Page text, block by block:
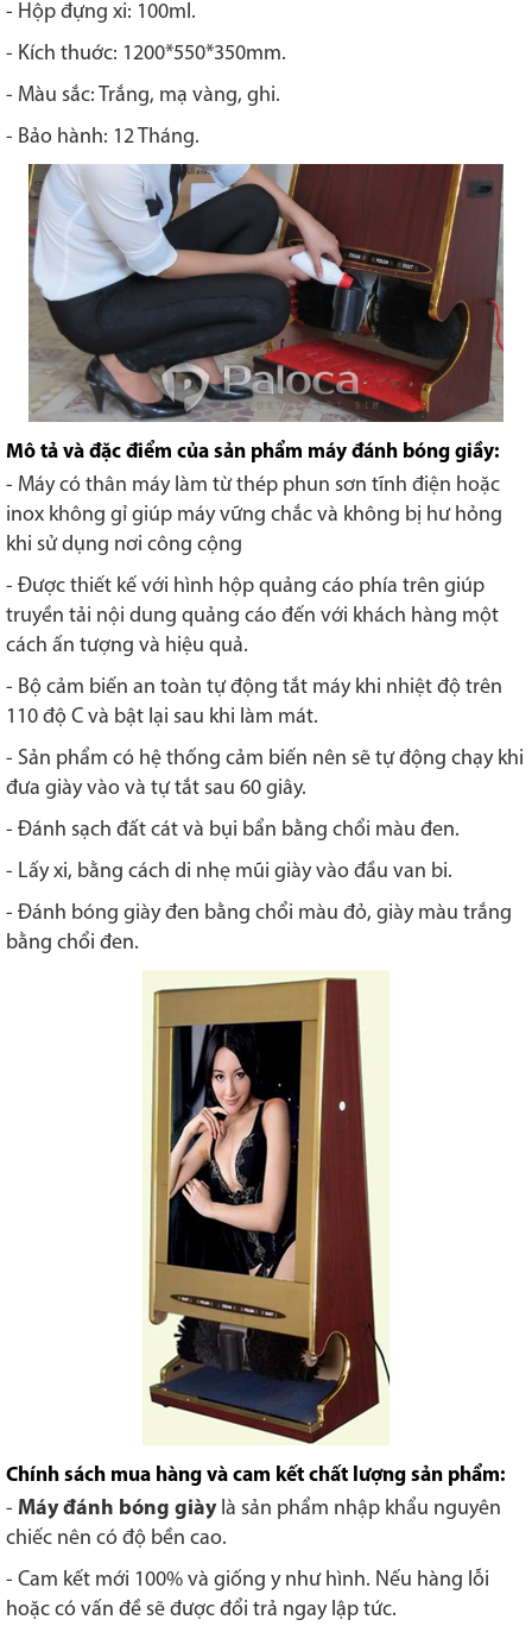
- Hộp đựng xi: 100ml.
- Kích thuớc: 1200*550*350mm.
- Màu sắc: Trắng, mạ vàng, ghi.
- Bảo hành: 12 Tháng.
Mô tả và đặc điểm của sản phẩm máy đánh bóng giầy:
- Máy có thân máy làm từ thép phun sơn tĩnh điện hoặc
inox không gỉ giúp máy vững chắc và không bị hư hỏng
khi sử dụng nơi công cộng
- Được thiết kế với hình hộp quảng cáo phía trên giúp
truyền tải nội dung quảng cáo đến với khách hàng một
cách ấn tượng và hiệu quả.
- Bộ cảm biến an toàn tự động tắt máy khi nhiệt độ trên
110 độ C và bật lại sau khi làm mát.
- Sản phẩm có hệ thống cảm biến nên sẽ tự động chạy khi
đưa giày vào và tự tắt sau 60 giây.
- Đánh sạch đất cát và bụi bẩn bằng chổi màu đen.
- Lấy xi, bằng cách di nhẹ mũi giày vào đầu van bi.
- Đánh bóng giày đen bằng chổi màu đỏ, giày màu trắng
bằng chổi đen.
Chính sách mua hàng và cam kết chất lượng sản phẩm:
- Máy đánh bóng giàylà sản phẩm nhập khẩu nguyên
chiếc nên có độ bền cao.
- Cam kết mới 100% và giống y như hình. Nếu hàng lỗi
hoặc có vấn đề sẽ được đổi trả ngay lập tức.